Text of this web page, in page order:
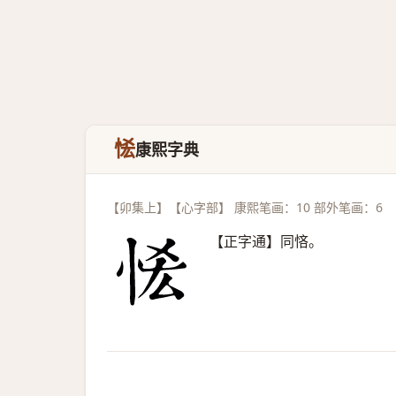
恡康熙字典
【卯集上】【心字部】 康熙笔画：10 部外笔画：6
【正字通】同悋。